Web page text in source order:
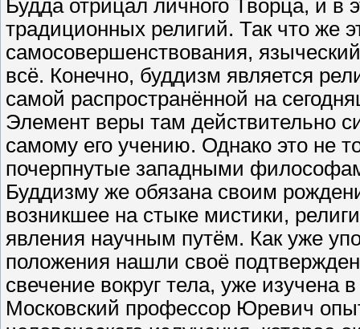
Будда отрицал личного Творца, и в
традиционных религий. Так что же
самосовершенствования,
всё. Конечно, буддизм является
самой распространённой на
Элемент веры там действительно
самому его учению. Однако это не
почерпнутые западными
Буддизму же обязана своим
возникшее на стыке мистики,
явления научным путём. Как уже
положения нашли своё
свечение вокруг тела, уже
Московский профессор Юревич